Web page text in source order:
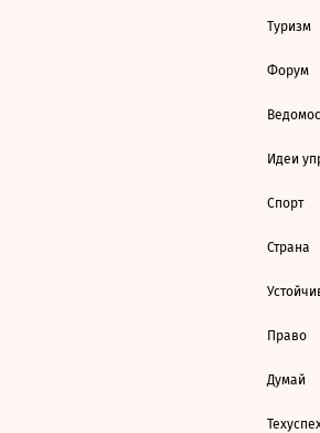
Туризм
Форум
Идеи
Спорт
Страна
Право
Думай